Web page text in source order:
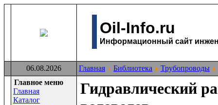
Oil-Info.ru
Информационный сайт
06.08.2026 Главная Библиотека Трубопроводы
Главное меню
Главная
Каталог
Гидравлический